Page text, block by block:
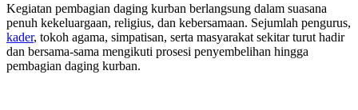
Kegiatan pembagian daging kurban berlangsung dalam suasana
penuh kekeluargaan, religius, dan kebersamaan. Sejumlah pengurus,
kader, tokoh agama, simpatisan, serta masyarakat sekitar turut hadir
dan bersama-sama mengikuti prosesi penyembelihan hingga
pembagian daging kurban.